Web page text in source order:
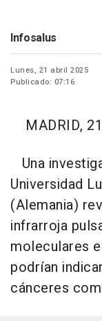
Infosalus
Lunes, 21 abril 2025
Publicado: 07:16
MADRID,
Una
Universidad
(Alemania)
infrarroja
moleculares
podrían
cánceres